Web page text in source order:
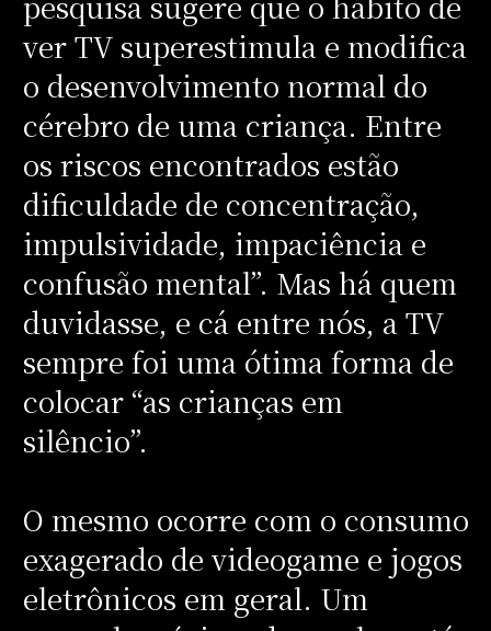
ver TV superestimula e modifica
o desenvolvimento normal do
cérebro de uma criança. Entre
os riscos encontrados estão
dificuldade de concentração,
impulsividade, impaciência e
confusão mental”. Mas há quem
duvidasse, e cá entre nós, a TV
sempre foi uma ótima forma de
colocar “as crianças em
silêncio”.
O mesmo ocorre com o consumo
exagerado de videogame e jogos
eletrônicos em geral. Um